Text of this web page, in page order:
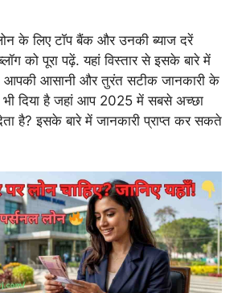
के लिए टॉप बैंक और उनकी ब्याज दरें
को पूरा पढ़ें. यहां विस्तार से इसके बारे में
आपकी आसानी और तुरंत सटीक जानकारी के
दिया है जहां आप 2025 में सबसे अच्छा
है? इसके बारे में जानकारी प्राप्त कर सकते